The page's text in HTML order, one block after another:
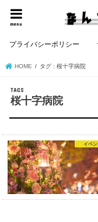
menu
プライバシーポリシー
HOME タグ : 桜十字病院
桜十字病院
イベン